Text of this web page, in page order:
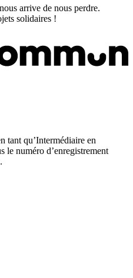
arrive de nous perdre.
solidaires !
tant qu’Intermédiaire en
le numéro d’enregistrement